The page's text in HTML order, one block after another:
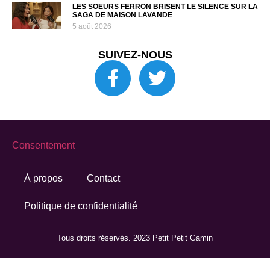
LES SOEURS FERRON BRISENT LE SILENCE SUR LA
SAGA DE MAISON LAVANDE
5 août 2026
SUIVEZ-NOUS
Tous droits réservés. 2023 Petit Petit Gamin
À propos Contact
Politique de confidentialité
Consentement